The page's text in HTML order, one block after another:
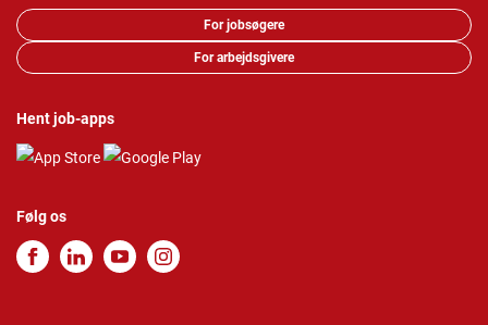
For jobsøgere
For arbejdsgivere
Hent job-apps
Følg os